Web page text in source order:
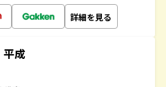
詳細を見る
成